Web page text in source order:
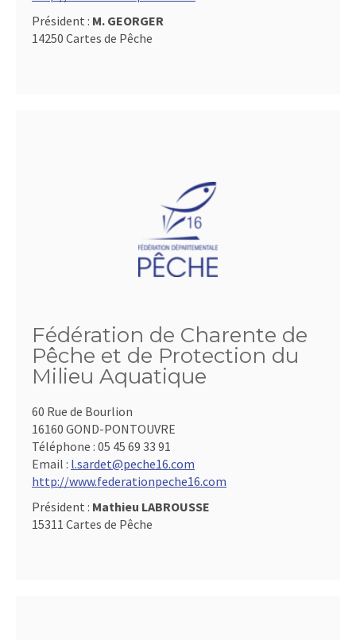
Président : M. GEORGER
14250 Cartes de Pêche
Fédération de Charente de
Pêche et de Protection du
Milieu Aquatique
60 Rue de Bourlion
16160 GOND-PONTOUVRE
Téléphone : 05 45 69 33 91
Email : l.sardet@peche16.com
http://www.federationpeche16.com
Président : Mathieu LABROUSSE
15311 Cartes de Pêche